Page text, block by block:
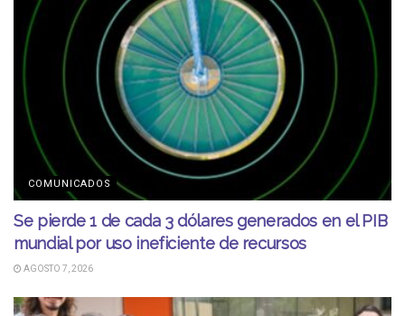
COMUNICADOS
Se pierde 1 de cada 3 dólares generados en el PIB
mundial por uso ineficiente de recursos
AGOSTO 7, 2026